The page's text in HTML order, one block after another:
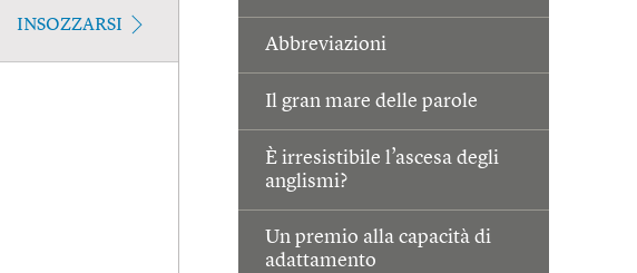
Abbreviazioni
Il gran mare delle parole
È irresistibile l’ascesa degli
anglismi?
Un premio alla capacità di
adattamento
INSOZZARSI